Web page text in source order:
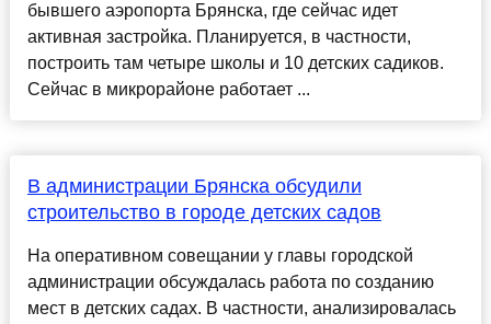
бывшего аэропорта Брянска, где сейчас идет
активная застройка. Планируется, в частности,
построить там четыре школы и 10 детских садиков.
Сейчас в микрорайоне работает ...
В администрации Брянска обсудили
строительство в городе детских садов
На оперативном совещании у главы городской
администрации обсуждалась работа по созданию
мест в детских садах. В частности, анализировалась